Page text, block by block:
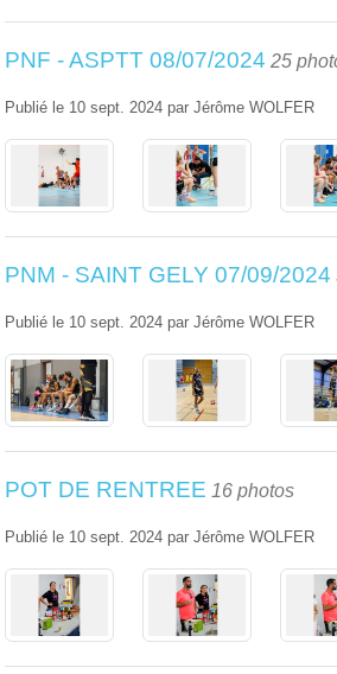
PNF - ASPTT 08/07/2024 25
Publié le 10 sept. 2024 par Jérôme WOLFER
PNM - SAINT GELY 07/09/2024
Publié le 10 sept. 2024 par Jérôme WOLFER
POT DE RENTREE 16 photos
Publié le 10 sept. 2024 par Jérôme WOLFER